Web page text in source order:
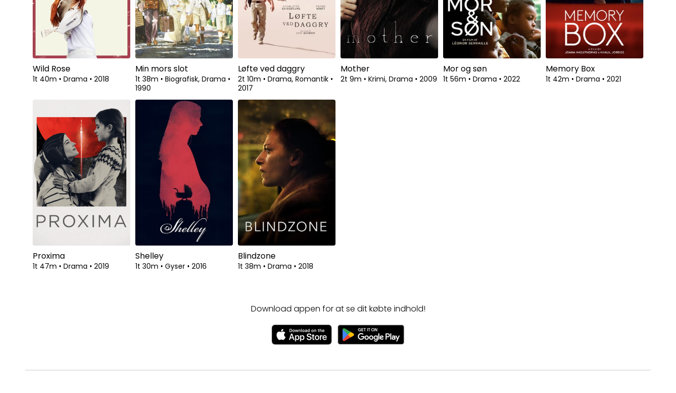
Wild Rose
1t 40m • Drama • 2018
Min mors slot
1t 38m • Biografisk, Drama •
1990
Løfte ved daggry
2t 10m • Drama, Romantik •
2017
Mother
2t 9m • Krimi, Drama • 2009
Mor og søn
1t 56m • Drama • 2022
Memory Box
1t 42m • Drama • 2021
Proxima
1t 47m • Drama • 2019
Shelley
1t 30m • Gyser • 2016
Blindzone
1t 38m • Drama • 2018
Download appen for at se dit købte indhold!